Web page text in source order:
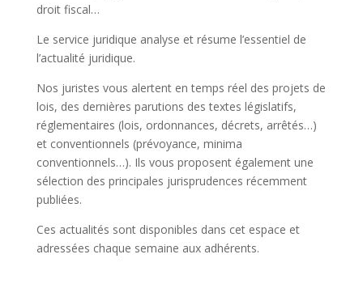
droit fiscal…
Le service juridique analyse et résume l’essentiel de
l’actualité juridique.
Nos juristes vous alertent en temps réel des projets de
lois, des dernières parutions des textes législatifs,
réglementaires (lois, ordonnances, décrets, arrêtés…)
et conventionnels (prévoyance, minima
conventionnels…). Ils vous proposent également une
sélection des principales jurisprudences récemment
publiées.
Ces actualités sont disponibles dans cet espace et
adressées chaque semaine aux adhérents.